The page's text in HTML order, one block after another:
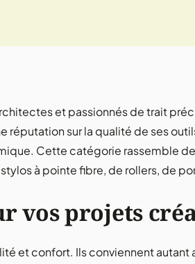
et passionnés de trait
sur la qualité de ses
Cette catégorie rassemble
à pointe fibre, de rollers, de
vos projets
et confort. Ils conviennent autant